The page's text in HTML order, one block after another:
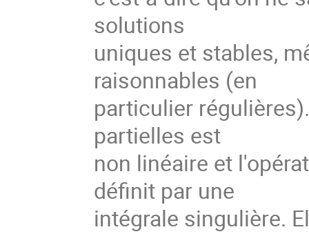
solutions
uniques et stables,
raisonnables (en
particulier
partielles est
non linéaire et
définit par une
intégrale singulière.